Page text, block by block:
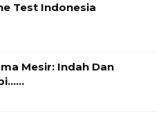
Test Indonesia
Mesir: Indah Dan